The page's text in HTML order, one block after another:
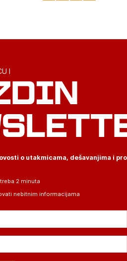
I
o utakmicama, dešavanjima i
2 minuta
nebitnim informacijama